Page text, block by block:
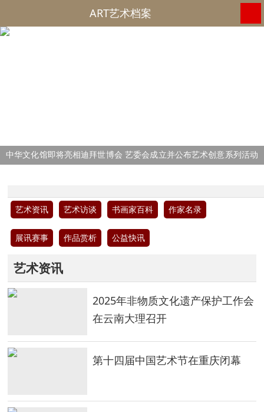
ART艺术档案
中华文化馆即将亮相迪拜世博会 艺委会成立并公布艺术创意系列活动
2
艺术资讯 艺术访谈 书画家百科 作家名录
展讯赛事 作品赏析 公益快讯
艺术资讯
2025年非物质文化遗产保护工作会
在云南大理召开
第十四届中国艺术节在重庆闭幕